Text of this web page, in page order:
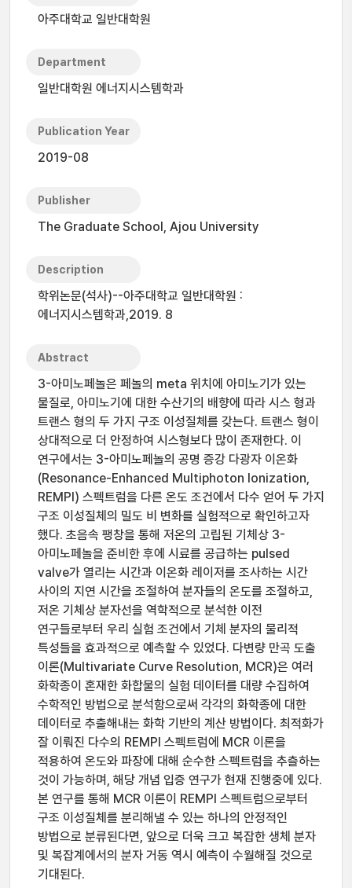
아주대학교 일반대학원
Department
일반대학원 에너지시스템학과
Publication Year
2019-08
Publisher
The Graduate School, Ajou University
Description
학위논문(석사)--아주대학교 일반대학원 :
에너지시스템학과,2019. 8
Abstract
3-아미노페놀은 페놀의 meta 위치에 아미노기가 있는
물질로, 아미노기에 대한 수산기의 배향에 따라 시스 형과
트랜스 형의 두 가지 구조 이성질체를 갖는다. 트랜스 형이
상대적으로 더 안정하여 시스형보다 많이 존재한다. 이
연구에서는 3-아미노페놀의 공명 증강 다광자 이온화
(Resonance-Enhanced Multiphoton Ionization,
REMPI) 스펙트럼을 다른 온도 조건에서 다수 얻어 두 가지
구조 이성질체의 밀도 비 변화를 실험적으로 확인하고자
했다. 초음속 팽창을 통해 저온의 고립된 기체상 3-
아미노페놀을 준비한 후에 시료를 공급하는 pulsed
valve가 열리는 시간과 이온화 레이저를 조사하는 시간
사이의 지연 시간을 조절하여 분자들의 온도를 조절하고,
저온 기체상 분자선을 역학적으로 분석한 이전
연구들로부터 우리 실험 조건에서 기체 분자의 물리적
특성들을 효과적으로 예측할 수 있었다. 다변량 만곡 도출
이론(Multivariate Curve Resolution, MCR)은 여러
화학종이 혼재한 화합물의 실험 데이터를 대량 수집하여
수학적인 방법으로 분석함으로써 각각의 화학종에 대한
데이터로 추출해내는 화학 기반의 계산 방법이다. 최적화가
잘 이뤄진 다수의 REMPI 스펙트럼에 MCR 이론을
적용하여 온도와 파장에 대해 순수한 스펙트럼을 추츨하는
것이 가능하며, 해당 개념 입증 연구가 현재 진행중에 있다.
본 연구를 통해 MCR 이론이 REMPI 스펙트럼으로부터
구조 이성질체를 분리해낼 수 있는 하나의 안정적인
방법으로 분류된다면, 앞으로 더욱 크고 복잡한 생체 분자
및 복잡계에서의 분자 거동 역시 예측이 수월해질 것으로
기대된다.